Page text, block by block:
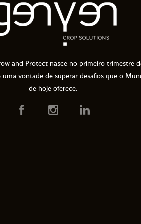
and Protect nasce no primeiro trimestre
uma vontade de superar desafios que o
de hoje oferece.